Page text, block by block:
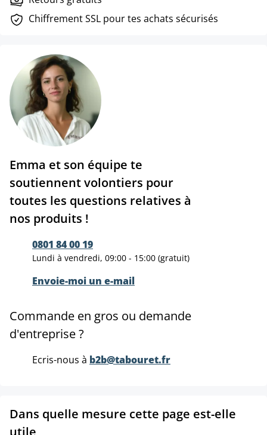
Chiffrement SSL pour tes achats sécurisés
Emma et son équipe te
soutiennent volontiers pour
toutes les questions relatives à
nos produits !
0801 84 00 19
Lundi à vendredi, 09:00 - 15:00 (gratuit)
Envoie-moi un e-mail
Commande en gros ou demande
d'entreprise ?
Ecris-nous à b2b@tabouret.fr
Dans quelle mesure cette page est-elle
utile